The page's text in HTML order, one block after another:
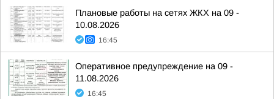
Плановые работы на сетях ЖКХ на 09 -
10.08.2026
16:45
Оперативное предупреждение на 09 -
11.08.2026
16:45